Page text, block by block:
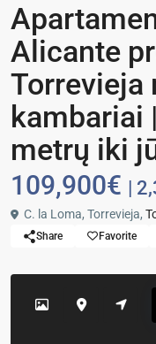
Alicante
Torrevieja
kambariai
metrų iki
109,900€ |
C. la Loma, Torrevieja,
Share Favorite